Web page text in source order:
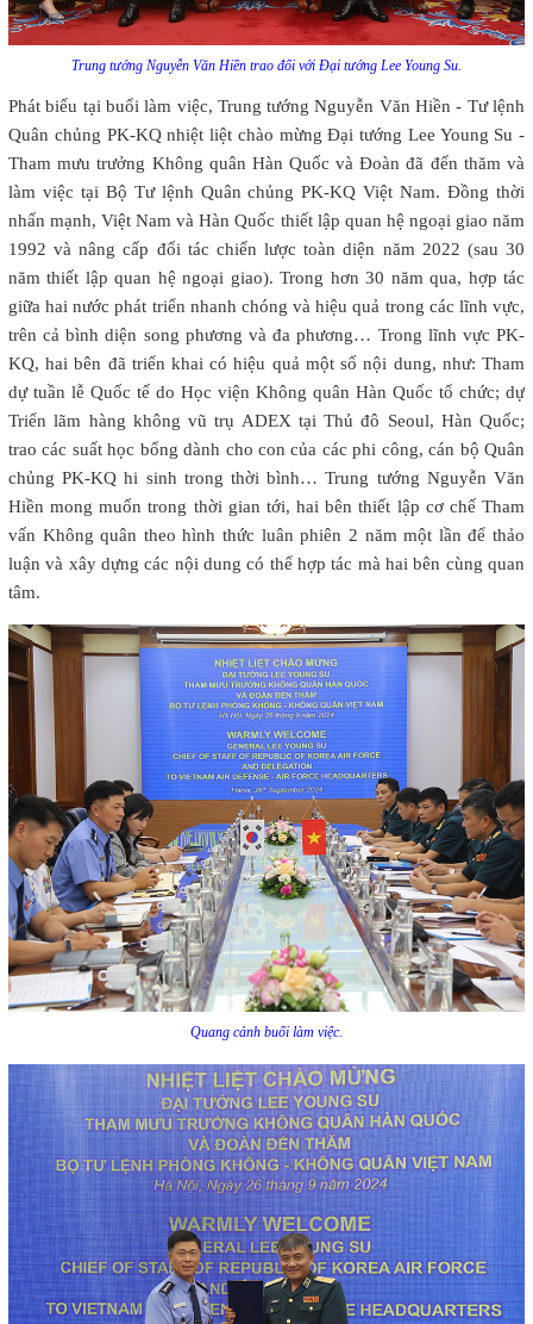
Trung tướng Nguyễn Văn Hiền trao đổi với Đại tướng Lee Young Su.
Phát biểu tại buổi làm việc, Trung tướng Nguyễn Văn Hiền - Tư lệnh
Quân chủng PK-KQ nhiệt liệt chào mừng Đại tướng Lee Young Su -
Tham mưu trưởng Không quân Hàn Quốc và Đoàn đã đến thăm và
làm việc tại Bộ Tư lệnh Quân chủng PK-KQ Việt Nam. Đồng thời
nhấn mạnh, Việt Nam và Hàn Quốc thiết lập quan hệ ngoại giao năm
1992 và nâng cấp đối tác chiến lược toàn diện năm 2022 (sau 30
năm thiết lập quan hệ ngoại giao). Trong hơn 30 năm qua, hợp tác
giữa hai nước phát triển nhanh chóng và hiệu quả trong các lĩnh vực,
trên cả bình diện song phương và đa phương… Trong lĩnh vực PK-
KQ, hai bên đã triển khai có hiệu quả một số nội dung, như: Tham
dự tuần lễ Quốc tế do Học viện Không quân Hàn Quốc tổ chức; dự
Triển lãm hàng không vũ trụ ADEX tại Thủ đô Seoul, Hàn Quốc;
trao các suất học bổng dành cho con của các phi công, cán bộ Quân
chủng PK-KQ hi sinh trong thời bình… Trung tướng Nguyễn Văn
Hiền mong muốn trong thời gian tới, hai bên thiết lập cơ chế Tham
vấn Không quân theo hình thức luân phiên 2 năm một lần để thảo
luận và xây dựng các nội dung có thể hợp tác mà hai bên cùng quan
tâm.
Quang cảnh buổi làm việc.